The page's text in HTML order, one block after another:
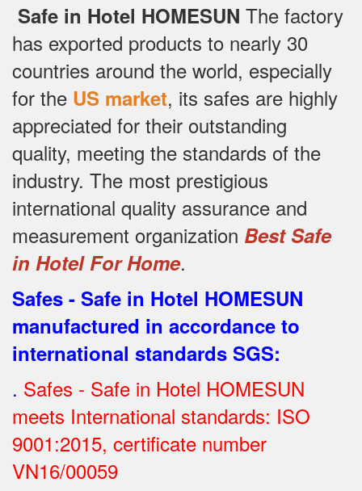
Safe in Hotel HOMESUN The factory
has exported products to nearly 30
countries around the world, especially
for the US market, its safes are highly
appreciated for their outstanding
quality, meeting the standards of the
industry. The most prestigious
international quality assurance and
measurement organization Best Safe
in Hotel For Home.
Safes - Safe in Hotel HOMESUN
manufactured in accordance to
international standards SGS:
. Safes - Safe in Hotel HOMESUN
meets International standards: ISO
9001:2015, certificate number
VN16/00059